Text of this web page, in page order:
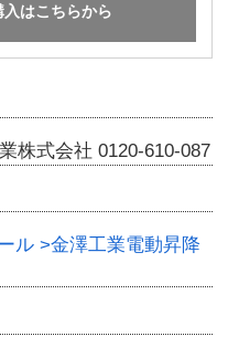
はこちらから
株式会社 0120-610-087
ル >金澤工業電動昇降